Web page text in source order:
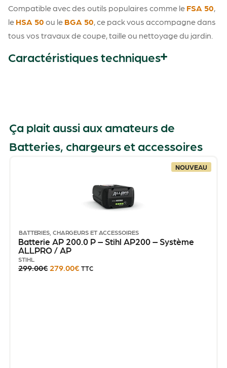
Compatible avec des outils populaires comme le FSA 50,
le HSA 50 ou le BGA 50, ce pack vous accompagne dans
tous vos travaux de coupe, taille ou nettoyage du jardin.
Caractéristiques techniques
Ça plait aussi aux amateurs de
Batteries, chargeurs et accessoires
NOUVEAU
BATTERIES, CHARGEURS ET ACCESSOIRES
Batterie AP 200.0 P – Stihl AP200 – Système
ALLPRO / AP
STIHL
299.00€ 279.00€ TTC